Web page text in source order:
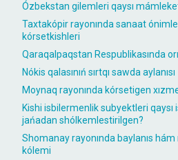
Ózbekstan gilemleri qaysı
Taxtakópir rayonında sanaat
kórsetkishleri
Qaraqalpaqstan Respublikasında
Nókis qalasınıń sırtqı sawda aylanısı
Moynaq rayonında kórsetigen
Kishi isbilermenlik subyektleri
jańadan shólkemlestirilgen?
Shomanay rayonında baylanıs
kólemi